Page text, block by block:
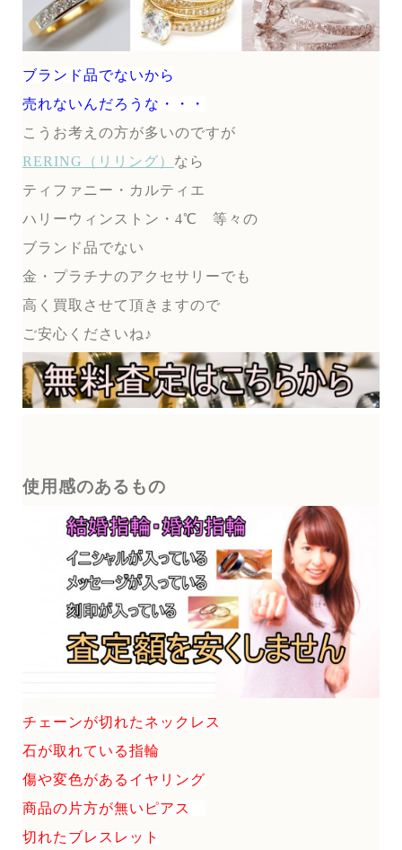
ブランド品でないから
売れないんだろうな・・・
こうお考えの方が多いのですが
RERING（リリング） なら
ティファニー・カルティエ
ハリーウィンストン・4℃ 等々の
ブランド品でない
金・プラチナのアクセサリーでも
高く買取させて頂きますので
ご安心くださいね♪
使用感のあるもの
チェーンが切れたネックレス
石が取れている指輪
傷や変色があるイヤリング
商品の片方が無いピアス
切れたブレスレット